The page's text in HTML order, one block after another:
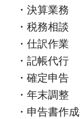
・決算業務
・税務相談
・仕訳作業
・記帳代行
・確定申告
・年末調整
・申告書作